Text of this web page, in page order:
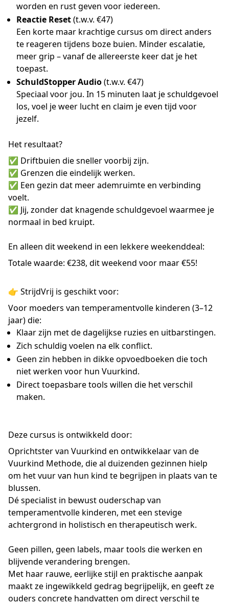
worden en rust geven voor iedereen.
Reactie Reset(t.w.v. €47)
Een korte maar krachtige cursus om direct anders
te reageren tijdens boze buien. Minder escalatie,
meer grip – vanaf de allereerste keer dat je het
toepast.
SchuldStopper Audio(t.w.v. €47)
Speciaal voor jou. In 15 minuten laat je schuldgevoel
los, voel je weer lucht en claim je even tijd voor
jezelf.
Het resultaat?
✅ Driftbuien die sneller voorbij zijn.
✅ Grenzen die eindelijk werken.
✅ Een gezin dat meer ademruimte en verbinding
voelt.
✅ Jij, zonder dat knagende schuldgevoel waarmee je
normaal in bed kruipt.
En alleen dit weekend in een lekkere weekenddeal:
Totale waarde: €238, dit weekend voor maar €55!
👉 StrijdVrij is geschikt voor:
Voor moeders van temperamentvolle kinderen (3–12
jaar) die:
Klaar zijn met de dagelijkse ruzies en uitbarstingen.
Zich schuldig voelen na elk conflict.
Geen zin hebben in dikke opvoedboeken die toch
niet werken voor hun Vuurkind.
Direct toepasbare tools willen die het verschil
maken.
Deze cursus is ontwikkeld door:
Oprichtster van Vuurkind en ontwikkelaar van de
Vuurkind Methode, die al duizenden gezinnen hielp
om het vuur van hun kind te begrijpen in plaats van te
blussen.
Dé specialist in bewust ouderschap van
temperamentvolle kinderen, met een stevige
achtergrond in holistisch en therapeutisch werk.
Geen pillen, geen labels, maar tools die werken en
blijvende verandering brengen.
Met haar rauwe, eerlijke stijl en praktische aanpak
maakt ze ingewikkeld gedrag begrijpelijk, en geeft ze
ouders concrete handvatten om direct verschil te